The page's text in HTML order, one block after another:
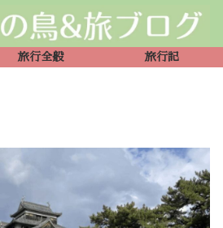
旅行全般 旅行記